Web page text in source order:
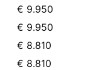
€ 9.950
€ 9.950
€ 8.810
€ 8.810